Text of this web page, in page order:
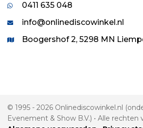
0411 635 048
info@onlinediscowinkel.nl
Boogershof 2, 5298 MN
© 1995 - 2026 Onlinediscowinkel.nl
Evenement & Show B.V.) • Alle rechten